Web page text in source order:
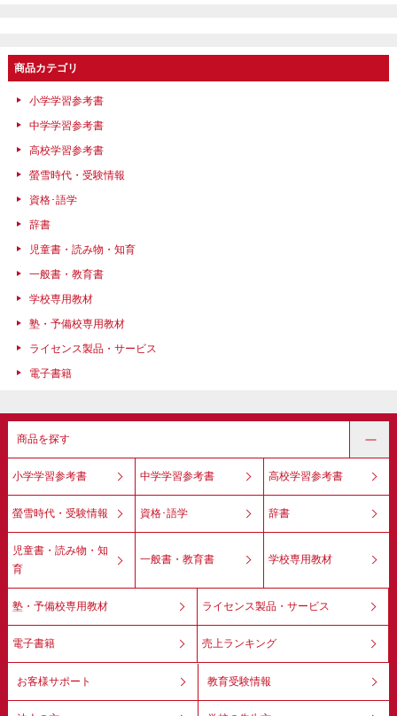
商品カテゴリ
小学学習参考書
中学学習参考書
高校学習参考書
螢雪時代・受験情報
資格･語学
辞書
児童書・読み物・知育
一般書・教育書
学校専用教材
塾・予備校専用教材
ライセンス製品・サービス
電子書籍
商品を探す
小学学習参考書 中学学習参考書 高校学習参考書
螢雪時代・受験情報 資格･語学 辞書
児童書・読み物・知
育
一般書・教育書 学校専用教材
塾・予備校専用教材 ライセンス製品・サービス
電子書籍 売上ランキング
お客様サポート 教育受験情報